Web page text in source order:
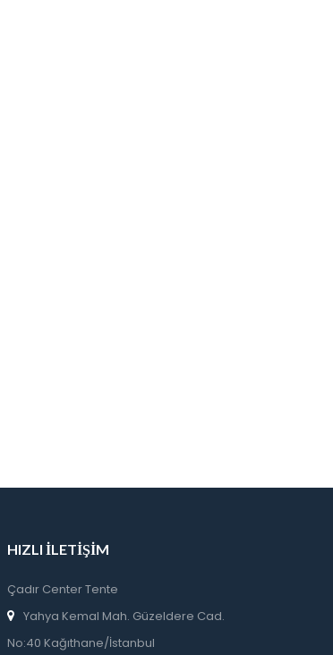
HIZLI İLETIŞIM
Çadır Center Tente
Yahya Kemal Mah. Güzeldere Cad.
No:40 Kağıthane/İstanbul